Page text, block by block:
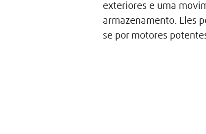
exteriores e uma
armazenamento. Eles
se por motores